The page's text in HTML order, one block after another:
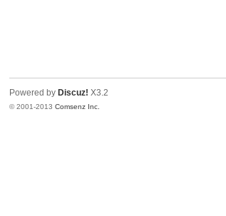
Powered by Discuz! X3.2
© 2001-2013Comsenz Inc.